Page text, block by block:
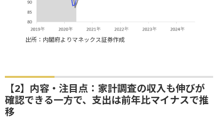
出所：内閣府よりマネックス証券作成
【2】内容・注目点：家計調査の収入も伸びが
確認できる一方で、支出は前年比マイナスで推
移